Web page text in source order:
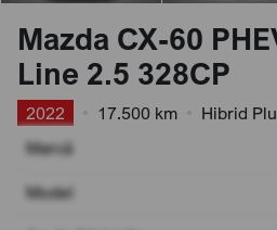
Mazda CX-60
Line 2.5 328CP
2022 17.500 km
Hibrid
Marcă
Model